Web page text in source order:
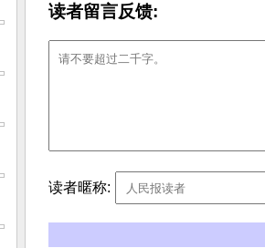
读者留言反馈:
读者暱称: